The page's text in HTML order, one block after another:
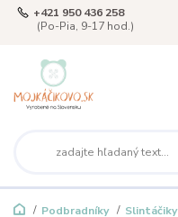
+421 950 436 258
(Po-Pia, 9-17 hod.)
Podbradníky Slintáčiky